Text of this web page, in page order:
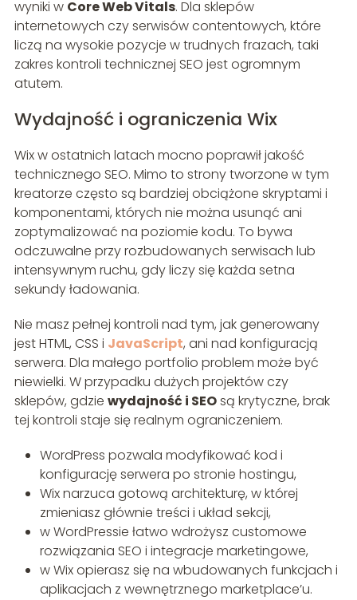
wyniki w Core Web Vitals. Dla sklepów
internetowych czy serwisów contentowych, które
liczą na wysokie pozycje w trudnych frazach, taki
zakres kontroli technicznej SEO jest ogromnym
atutem.
Wydajność i ograniczenia Wix
Wix w ostatnich latach mocno poprawił jakość
technicznego SEO. Mimo to strony tworzone w tym
kreatorze często są bardziej obciążone skryptami i
komponentami, których nie można usunąć ani
zoptymalizować na poziomie kodu. To bywa
odczuwalne przy rozbudowanych serwisach lub
intensywnym ruchu, gdy liczy się każda setna
sekundy ładowania.
Nie masz pełnej kontroli nad tym, jak generowany
jest HTML, CSS i JavaScript, ani nad konfiguracją
serwera. Dla małego portfolio problem może być
niewielki. W przypadku dużych projektów czy
sklepów, gdzie wydajność i SEOsą krytyczne, brak
tej kontroli staje się realnym ograniczeniem.
WordPress pozwala modyfikować kod i
konfigurację serwera po stronie hostingu,
Wix narzuca gotową architekturę, w której
zmieniasz głównie treści i układ sekcji,
w WordPressie łatwo wdrożysz customowe
rozwiązania SEO i integracje marketingowe,
w Wix opierasz się na wbudowanych funkcjach i
aplikacjach z wewnętrznego marketplace’u.